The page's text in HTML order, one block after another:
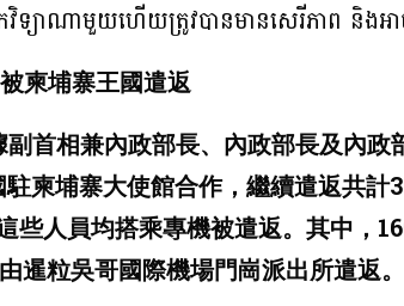
េកវិទ្យាណាមួយហើយត្រូវបានមានសេរីភាព
柬埔寨王國遣返
首相兼內政部長、內政部長及內
柬埔寨大使館合作，繼續遣返共
些人員均搭乘專機被遣返。其中，
暹粒吳哥國際機場門崗派出所遣返。